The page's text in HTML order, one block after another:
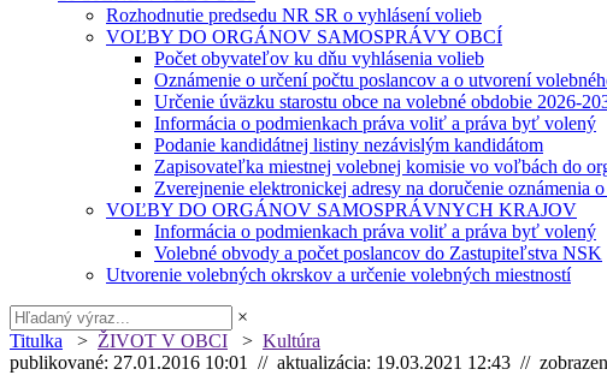
Rozhodnutie predsedu NR SR o vyhlásení volieb
VOĽBY DO ORGÁNOV SAMOSPRÁVY OBCÍ
Počet obyvateľov ku dňu vyhlásenia volieb
Oznámenie o určení počtu poslancov a o utvorení
Určenie úväzku starostu obce na volebné obdobie 2026-
Informácia o podmienkach práva voliť a práva byť volený
Podanie kandidátnej listiny nezávislým kandidátom
Zapisovateľka miestnej volebnej komisie vo voľbách do
Zverejnenie elektronickej adresy na doručenie
VOĽBY DO ORGÁNOV SAMOSPRÁVNYCH KRAJOV
Informácia o podmienkach práva voliť a práva byť volený
Volebné obvody a počet poslancov do Zastupiteľstva NSK
Utvorenie volebných okrskov a určenie volebných miestností
×
Titulka > ŽIVOT V OBCI > Kultúra
publikované: 27.01.2016 10:01 // aktualizácia: 19.03.2021 12:43 //